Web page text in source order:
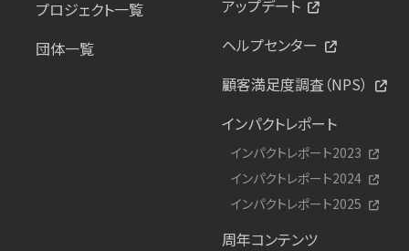
プロジェクト一覧
団体一覧
アップデート
ヘルプセンター
顧客満足度調査（NPS）
インパクトレポート
インパクトレポート2023
インパクトレポート2024
インパクトレポート2025
周年コンテンツ